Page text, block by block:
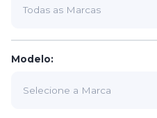
Modelo: